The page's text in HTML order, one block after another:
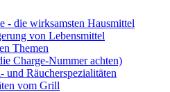
- die wirksamsten Hausmittel
von Lebensmittel
Themen
Charge-Nummer achten)
Räucherspezialitäten
vom Grill